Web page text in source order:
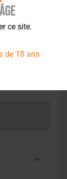
ce site.
de 18 ans